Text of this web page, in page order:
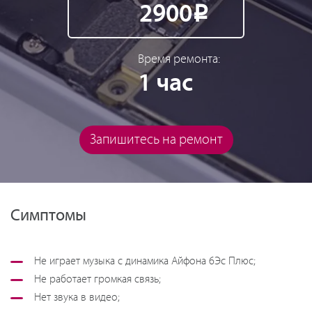
2900Р
Время ремонта:
1 час
Запишитесь на ремонт
Симптомы
Не играет музыка с динамика Айфона 6Эс Плюс;
Не работает громкая связь;
Нет звука в видео;